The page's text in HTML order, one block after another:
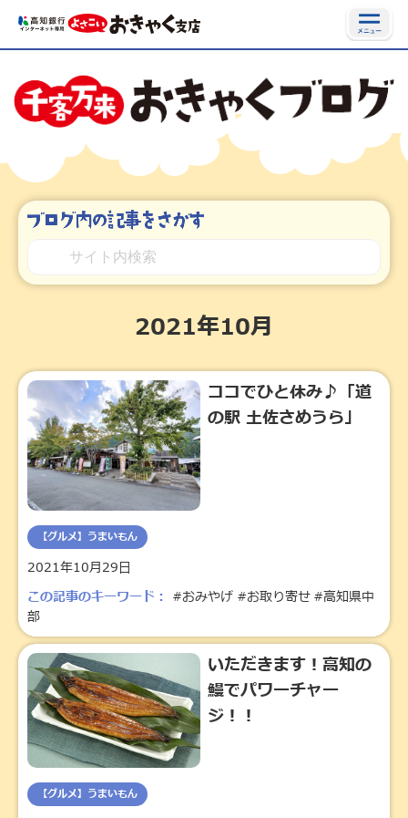
2021年10月
ココでひと休み♪「道
の駅 土佐さめうら」
【グルメ】うまいもん
2021年10月29日
この記事のキーワード： #おみやげ #お取り寄せ #高知県中
部
いただきます！高知の
鰻でパワーチャー
ジ！！
【グルメ】うまいもん